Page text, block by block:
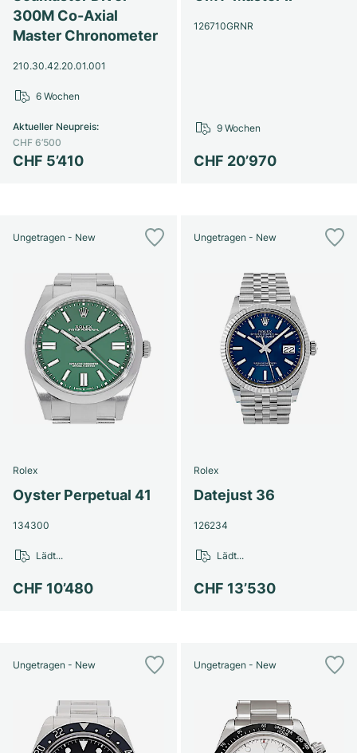
300M Co-Axial
Master Chronometer
210.30.42.20.01.001
CHF 5’410
Aktueller Neupreis:
CHF 6’500
6 Wochen
126710GRNR
CHF 20’970
9 Wochen
Ungetragen - New
Rolex
Oyster Perpetual 41
134300
CHF 10’480
Lädt...
Ungetragen - New
Rolex
Datejust 36
126234
CHF 13’530
Lädt...
Ungetragen - New Ungetragen - New